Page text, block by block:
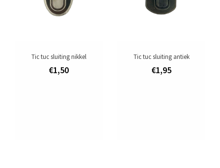
Tic tuc sluiting nikkel
€1,50
Tic tuc sluiting antiek
€1,95